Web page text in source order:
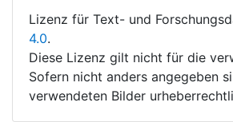
Lizenz für Text- und
4.0.
Diese Lizenz gilt nicht für die
Sofern nicht anders angegeben
verwendeten Bilder